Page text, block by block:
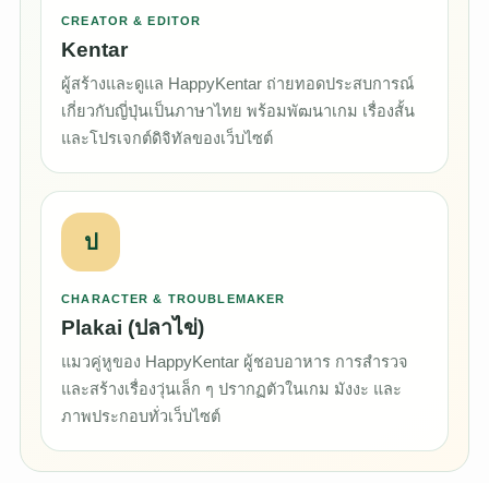
CREATOR & EDITOR
Kentar
ผู้สร้างและดูแล HappyKentar ถ่ายทอดประสบการณ์
เกี่ยวกับญี่ปุ่นเป็นภาษาไทย พร้อมพัฒนาเกม เรื่องสั้น
และโปรเจกต์ดิจิทัลของเว็บไซต์
ป
CHARACTER & TROUBLEMAKER
Plakai (ปลาไข่)
แมวคู่หูของ HappyKentar ผู้ชอบอาหาร การสำรวจ
และสร้างเรื่องวุ่นเล็ก ๆ ปรากฏตัวในเกม มังงะ และ
ภาพประกอบทั่วเว็บไซต์